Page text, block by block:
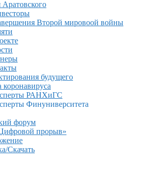
Второй мировоой войны
будущего
РАНХиГС
Финуниверситета
форум
прорыв»
Скачать